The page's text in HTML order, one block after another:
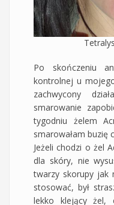
Po skończeniu
kontrolnej u
zachwycony
smarowanie
tygodniu żelem
smarowałam buzię
Jeżeli chodzi o żel
dla skóry, nie
twarzy skorupy jak
stosować, był
lekko klejący żel,